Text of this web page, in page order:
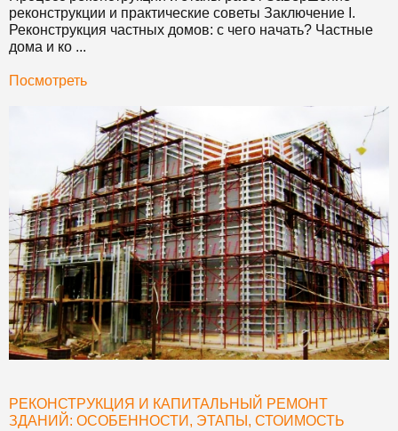
реконструкции и практические советы Заключение I.
Реконструкция частных домов: с чего начать? Частные
дома и ко ...
Посмотреть
РЕКОНСТРУКЦИЯ И КАПИТАЛЬНЫЙ РЕМОНТ
ЗДАНИЙ: ОСОБЕННОСТИ, ЭТАПЫ, СТОИМОСТЬ